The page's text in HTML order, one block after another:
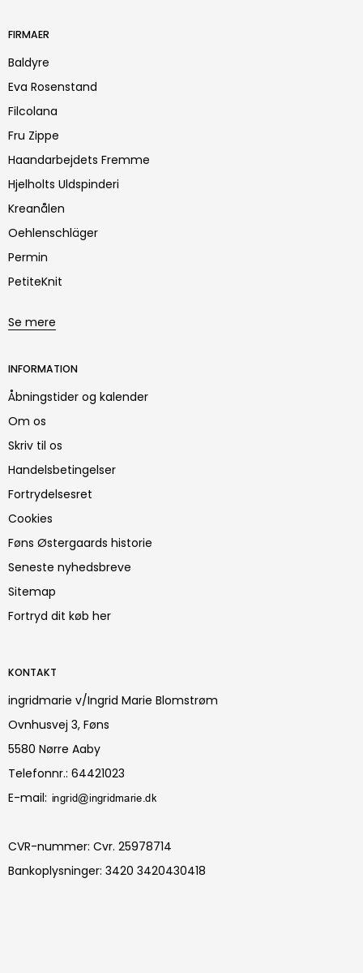
FIRMAER
Baldyre
Eva Rosenstand
Filcolana
Fru Zippe
Haandarbejdets Fremme
Hjelholts Uldspinderi
Kreanålen
Oehlenschläger
Permin
PetiteKnit
Se mere
INFORMATION
Åbningstider og kalender
Om os
Skriv til os
Handelsbetingelser
Fortrydelsesret
Cookies
Føns Østergaards historie
Seneste nyhedsbreve
Sitemap
Fortryd dit køb her
KONTAKT
ingridmarie v/Ingrid Marie Blomstrøm
Ovnhusvej 3, Føns
5580 Nørre Aaby
Telefonnr.: 64421023
E-mail:
CVR-nummer: Cvr. 25978714
Bankoplysninger: 3420 3420430418